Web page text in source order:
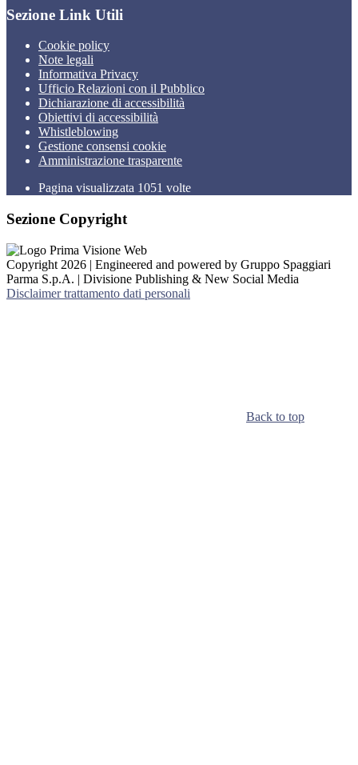
Sezione Link Utili
Cookie policy
Note legali
Informativa Privacy
Ufficio Relazioni con il Pubblico
Dichiarazione di accessibilità
Obiettivi di accessibilità
Whistleblowing
Gestione consensi cookie
Amministrazione trasparente
Pagina visualizzata 1051 volte
Sezione Copyright
Copyright 2026 | Engineered and powered by Gruppo Spaggiari
Parma S.p.A. | Divisione Publishing & New Social Media
Disclaimer trattamento dati personali
Back to top